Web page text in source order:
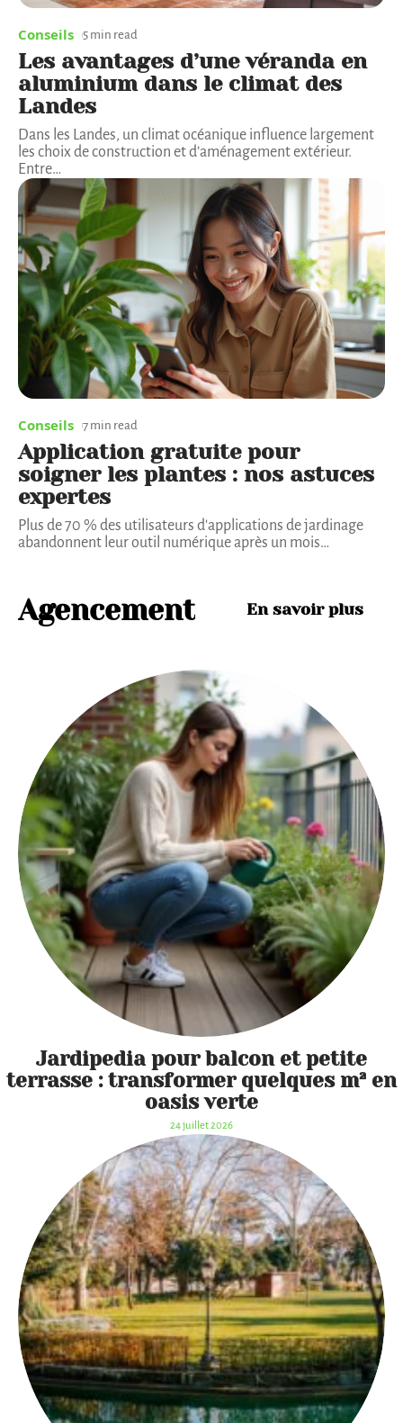
Conseils 5 min read
Les avantages d’une véranda en
aluminium dans le climat des
Landes
Dans les Landes, un climat océanique influence largement
les choix de construction et d’aménagement extérieur.
Entre…
Conseils 7 min read
Application gratuite pour
soigner les plantes : nos astuces
expertes
Plus de 70 % des utilisateurs d'applications de jardinage
abandonnent leur outil numérique après un mois…
Agencement En savoir plus
Jardipedia pour balcon et petite
terrasse : transformer quelques m² en
oasis verte
24 juillet 2026